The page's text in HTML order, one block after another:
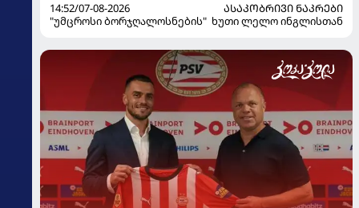
14:52/07-08-2026
ᲐᲡᲐᲙᲝᲑᲠᲘᲕᲘ ᲜᲐᲙᲠᲔᲑᲘ
"უმცროსი ბორჯღალოსნების" ხუთი ლელო ინგლისთან